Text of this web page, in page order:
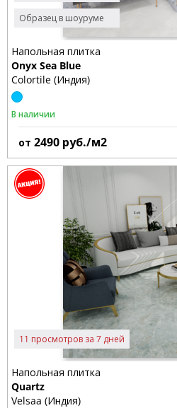
Образец в шоуруме
Напольная плитка
Onyx Sea Blue
Colortile (Индия)
В наличии
от 2490 руб./м2
11 просмотров за 7 дней
Напольная плитка
Quartz
Velsaa (Индия)